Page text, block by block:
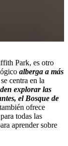
Park, es otro
alberga a más
centra en la
explorar las
el Bosque de
ofrece
todas las
aprender sobre